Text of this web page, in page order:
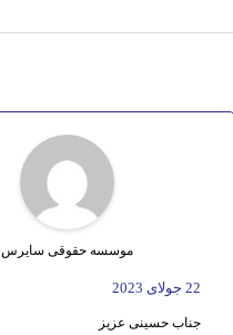
موسسه حقوقی سایرس
22 جولای 2023
جناب حسینی عزیز